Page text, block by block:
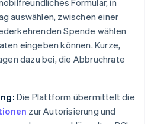
Formular, in
auswählen, zwischen einer
Spende wählen
eingeben können. Kurze,
dazu bei, die Abbruchrate
Die Plattform übermittelt die
zur Autorisierung und